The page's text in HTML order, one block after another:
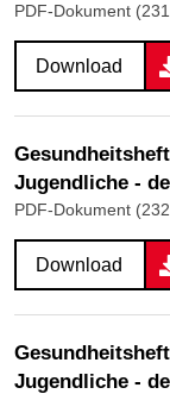
PDF-Dokument
Download
Jugendliche -
PDF-Dokument
Download
Jugendliche -